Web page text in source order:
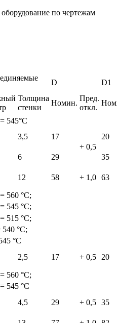
по чертежам
D
D1
Толщина
стенки
Номин.
Пред.
откл.
545°С
3,5
17
+ 0,5
20
6 29 35
12 58 + 1,0 63
560 °С;
545 °С;
515 °С;
540 °С;
°С
2,5 17 + 0,5 20
560 °С;
545 °С
4,5 29 + 0,5 35